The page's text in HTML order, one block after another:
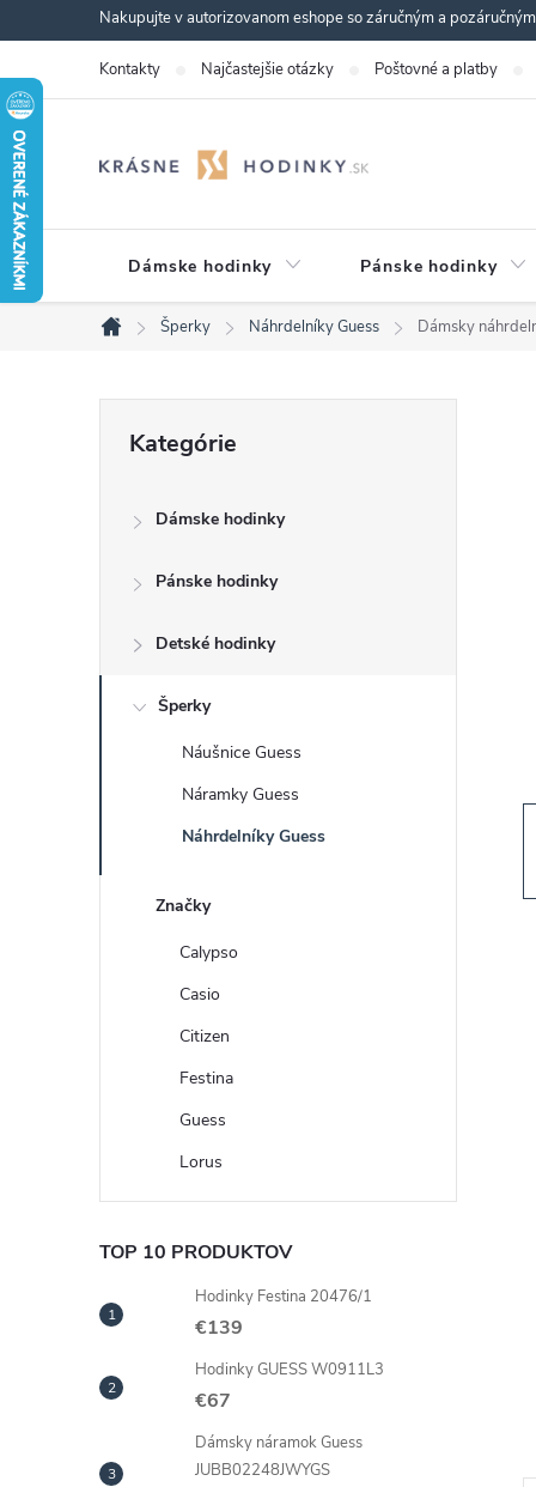
na
obsah
Nakupujte v autorizovanom eshope so záručným a
Kontakty Najčastejšie otázky Poštovné a platby
Dámske hodinky Pánske hodinky
Domov
Šperky Náhrdelníky Guess Dámsky
ý
kategórie
Kategórie
Dámske hodinky
Pánske hodinky
Detské hodinky
Šperky
Náušnice Guess
Náramky Guess
Náhrdelníky Guess
Značky
Calypso
Casio
Citizen
Festina
Guess
Lorus
TOP 10 PRODUKTOV
Hodinky Festina 20476/1
€139
Hodinky GUESS W0911L3
€67
Dámsky náramok Guess
JUBB02248JWYGS